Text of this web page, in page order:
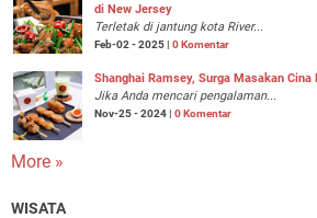
di New Jersey
Terletak di jantung kota River...
Feb-02 - 2025 | 0 Komentar
Shanghai Ramsey, Surga Masakan
Jika Anda mencari pengalaman...
Nov-25 - 2024 | 0 Komentar
More »
WISATA